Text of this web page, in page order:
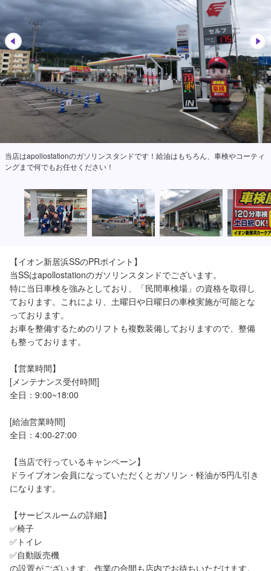
当店はapollostationのガソリンスタンドです！給油はもちろん、車検やコーティ
ングまで何でもお任せください！
【イオン新居浜SSのPRポイント】
当SSはapollostationのガソリンスタンドでございます。
特に当日車検を強みとしており、「民間車検場」の資格を取得し
ております。これにより、土曜日や日曜日の車検実施が可能とな
っております。
お車を整備するためのリフトも複数装備しておりますので、整備
も整っております。
【営業時間】
[メンテナンス受付時間]
全日：9:00~18:00
[給油営業時間]
全日：4:00-27:00
【当店で行っているキャンペーン】
ドライブオン会員になっていただくとガソリン・軽油が5円/L引き
になります。
【サービスルームの詳細】
✅椅子
✅トイレ
✅自動販売機
の設置がございます。作業の合間も店内でお待ちいただけます。